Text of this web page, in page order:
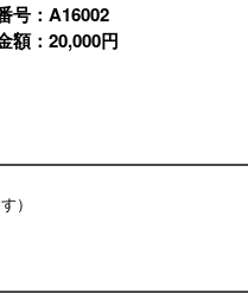
号：A16002
額：20,000円
）